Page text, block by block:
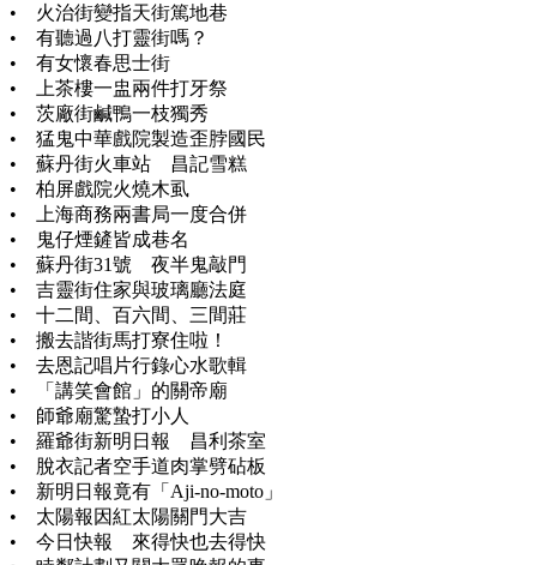
• 火治街變指天街篤地巷
• 有聽過八打靈街嗎？
• 有女懷春思士街
• 上茶樓一盅兩件打牙祭
• 茨廠街鹹鴨一枝獨秀
• 猛鬼中華戲院製造歪脖國民
• 蘇丹街火車站 昌記雪糕
• 柏屏戲院火燒木虱
• 上海商務兩書局一度合併
• 鬼仔煙鏟皆成巷名
• 蘇丹街31號 夜半鬼敲門
• 吉靈街住家與玻璃廳法庭
• 十二間、百六間、三間莊
• 搬去諧街馬打寮住啦！
• 去恩記唱片行錄心水歌輯
• 「講笑會館」的關帝廟
• 師爺廟驚蟄打小人
• 羅爺街新明日報 昌利茶室
• 脫衣記者空手道肉掌劈砧板
• 新明日報竟有「Aji-no-moto」
• 太陽報因紅太陽關門大吉
• 今日快報 來得快也去得快